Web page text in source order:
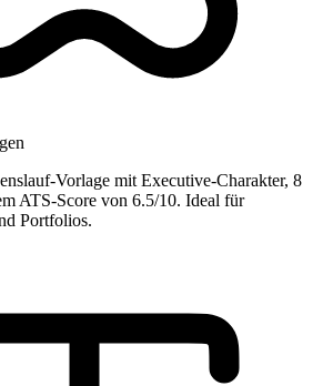
Vorlage mit Executive-Charakter, 8
ATS-Score von 6.5/10. Ideal für
Portfolios.